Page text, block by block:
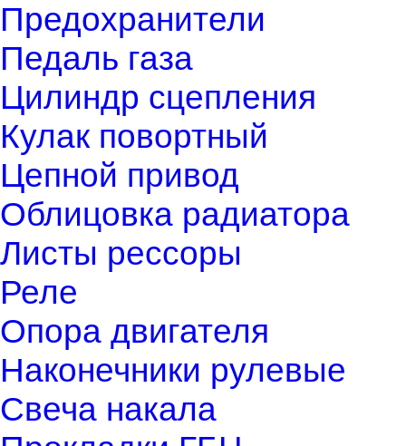
Предохранители
Педаль газа
Цилиндр сцепления
Кулак повортный
Цепной привод
Облицовка радиатора
Листы рессоры
Реле
Опора двигателя
Наконечники рулевые
Свеча накала